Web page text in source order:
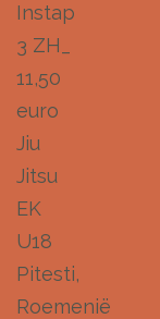
Instap
3 ZH_
11,50
euro
Jiu
Jitsu
EK
U18
Pitesti,
Roemenië